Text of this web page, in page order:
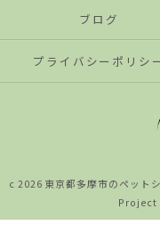
ブログ
プライバシーポリシ
c 2026 東京都多摩市のペッ
Project